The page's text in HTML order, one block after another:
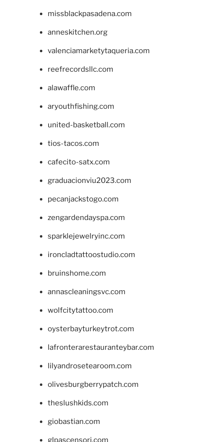
missblackpasadena.com
anneskitchen.org
valenciamarketytaqueria.com
reefrecordsllc.com
alawaffle.com
aryouthfishing.com
united-basketball.com
tios-tacos.com
cafecito-satx.com
graduacionviu2023.com
pecanjackstogo.com
zengardendayspa.com
sparklejewelryinc.com
ironcladtattoostudio.com
bruinshome.com
annascleaningsvc.com
wolfcitytattoo.com
oysterbayturkeytrot.com
lafronterarestauranteybar.com
lilyandrosetearoom.com
olivesburgberrypatch.com
theslushkids.com
giobastian.com
glpascensori.com